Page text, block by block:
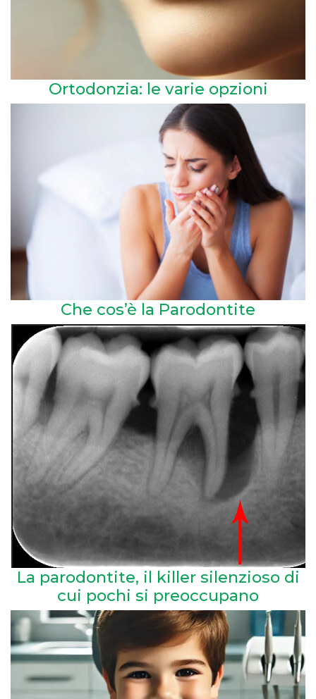
Ortodonzia: le varie opzioni
Che cos’è la Parodontite
La parodontite, il killer silenzioso di
cui pochi si preoccupano